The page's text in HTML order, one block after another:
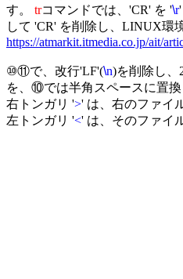
す。 trコマンドでは、'CR' を '\r
https://atmarkit.itmedia.co.jp/ait/
⑩⑪で、改行'LF'(\n)を削除し、
を、⑩では半角スペースに置
右トンガリ '>' は、右のファイ
左トンガリ '<' は、そのファイ